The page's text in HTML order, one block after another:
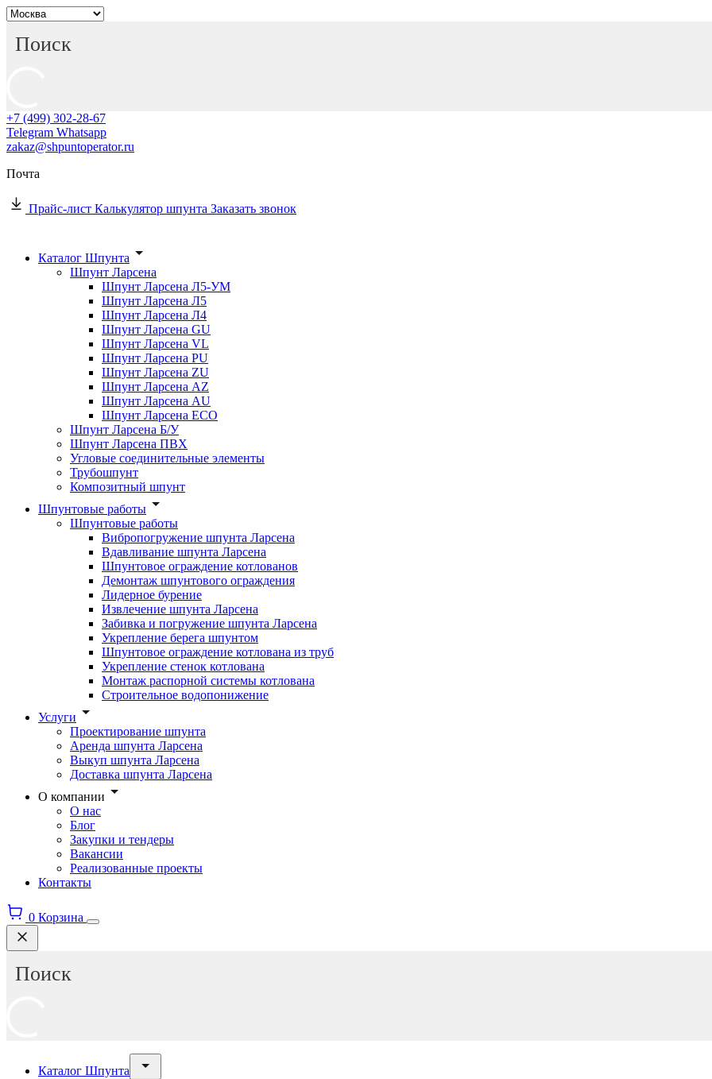
+7 (499) 302-28-67
Telegram Whatsapp
zakaz@shpuntoperator.ru
Почта
Прайс-лист Калькулятор шпунта Заказать звонок
Каталог Шпунта
Шпунт Ларсена
Шпунт Ларсена Л5-УМ
Шпунт Ларсена Л5
Шпунт Ларсена Л4
Шпунт Ларсена GU
Шпунт Ларсена VL
Шпунт Ларсена PU
Шпунт Ларсена ZU
Шпунт Ларсена AZ
Шпунт Ларсена AU
Шпунт Ларсена ECO
Шпунт Ларсена Б/У
Шпунт Ларсена ПВХ
Угловые соединительные элементы
Трубошпунт
Композитный шпунт
Шпунтовые работы
Шпунтовые работы
Вибропогружение шпунта Ларсена
Вдавливание шпунта Ларсена
Шпунтовое ограждение котлованов
Демонтаж шпунтового ограждения
Лидерное бурение
Извлечение шпунта Ларсена
Забивка и погружение шпунта Ларсена
Укрепление берега шпунтом
Шпунтовое ограждение котлована из труб
Укрепление стенок котлована
Монтаж распорной системы котлована
Строительное водопонижение
Услуги
Проектирование шпунта
Аренда шпунта Ларсена
Выкуп шпунта Ларсена
Доставка шпунта Ларсена
О компании
О нас
Блог
Закупки и тендеры
Вакансии
Реализованные проекты
Контакты
0 Корзина
Каталог Шпунта